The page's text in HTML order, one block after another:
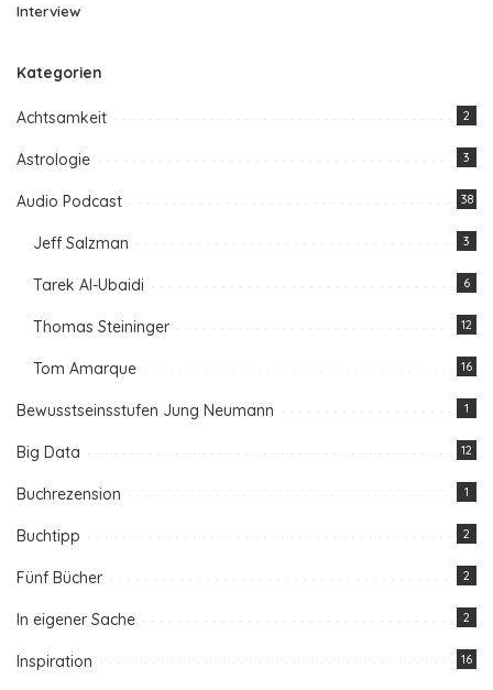
Interview
Kategorien
Achtsamkeit 2
Astrologie 3
Audio Podcast 38
Jeff Salzman 3
Tarek Al-Ubaidi 6
Thomas Steininger 12
Tom Amarque 16
Bewusstseinsstufen Jung Neumann 1
Big Data 12
Buchrezension 1
Buchtipp 2
Fünf Bücher 2
In eigener Sache 2
Inspiration 16